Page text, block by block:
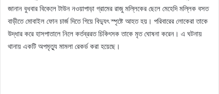
জানান বুধবার বিকেলে টাউন নওয়াপাড়া গ্রামের রাজু মল্লিকের ছেলে মেহেদি মল্লিক বসত
বাড়ীতে মোবাইল ফোন চার্জ দিতে গিয়ে বিদ্যুৎ স্পৃষ্টে আহত হয়। পরিবারের লোকেরা তাকে
উদ্ধার করে হাসপাতালে নিলে কর্তব্ররত চিকিৎসক তাকে মৃত ঘোষনা করেন। এ ঘটনায়
থানায় একটি অপমৃত্যু মামলা রেকর্ড করা হয়েছে।